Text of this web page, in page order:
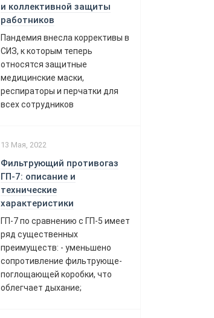
и коллективной защиты
работников
Пандемия внесла коррективы в
СИЗ, к которым теперь
относятся защитные
медицинские маски,
респираторы и перчатки для
всех сотрудников
13 Мая, 2022
Фильтрующий противогаз
ГП-7: описание и
технические
характеристики
ГП-7 по сравнению с ГП-5 имеет
ряд существенных
преимуществ: - уменьшено
сопротивление фильтрующе-
поглощающей коробки, что
облегчает дыхание;